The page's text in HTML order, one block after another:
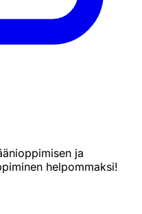
ja
helpommaksi!